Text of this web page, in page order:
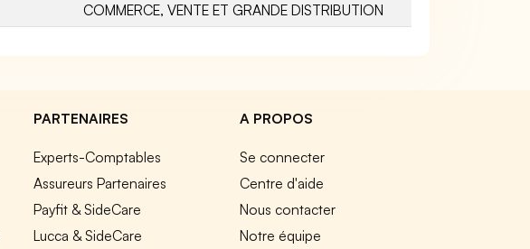
COMMERCE, VENTE ET GRANDE DISTRIBUTION
PARTENAIRES
Experts-Comptables
Assureurs Partenaires
Payfit & SideCare
Lucca & SideCare
A PROPOS
Se connecter
Centre d'aide
Nous contacter
Notre équipe